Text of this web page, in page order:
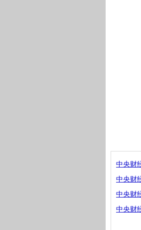
中央财
中央财
中央财
中央财